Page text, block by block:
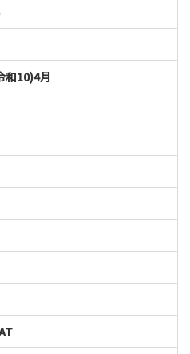
和10)4月